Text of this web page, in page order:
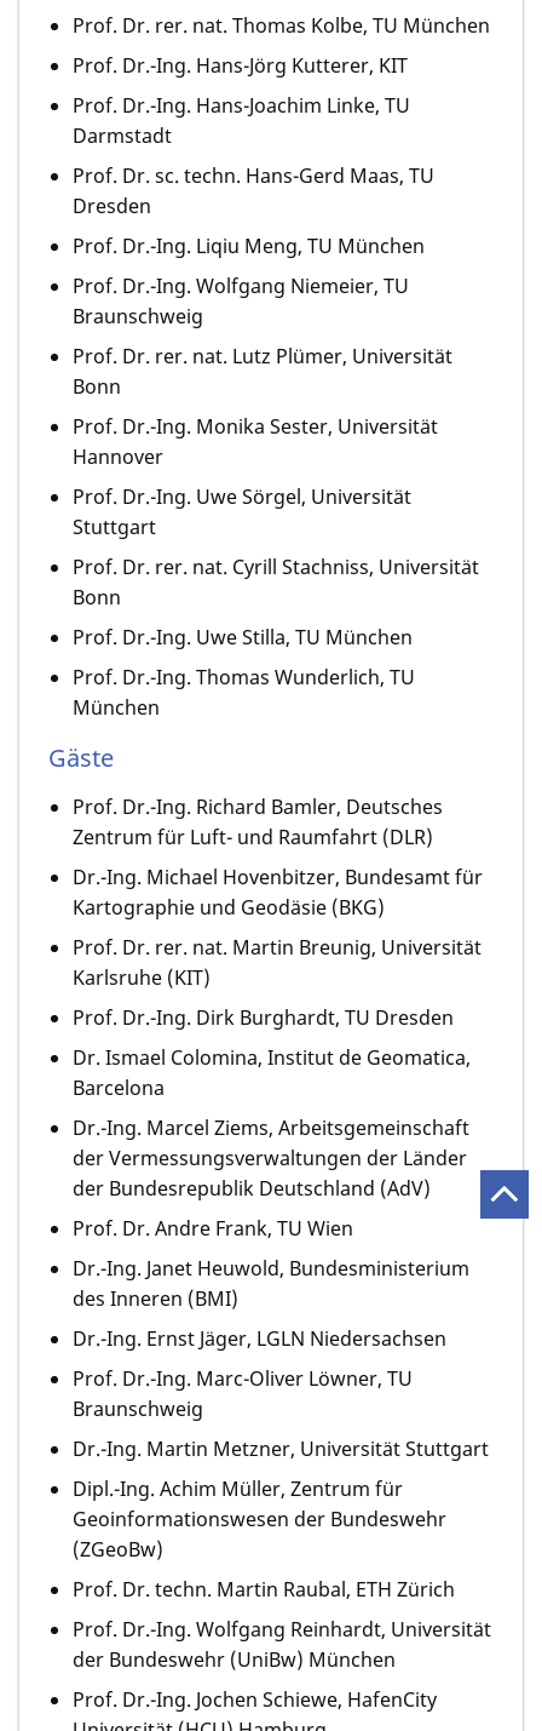
Prof. Dr. rer. nat. Thomas Kolbe, TU München
Prof. Dr.-Ing. Hans-Jörg Kutterer, KIT
Prof. Dr.-Ing. Hans-Joachim Linke, TU
Darmstadt
Prof. Dr. sc. techn. Hans-Gerd Maas, TU
Dresden
Prof. Dr.-Ing. Liqiu Meng, TU München
Prof. Dr.-Ing. Wolfgang Niemeier, TU
Braunschweig
Prof. Dr. rer. nat. Lutz Plümer, Universität
Bonn
Prof. Dr.-Ing. Monika Sester, Universität
Hannover
Prof. Dr.-Ing. Uwe Sörgel, Universität
Stuttgart
Prof. Dr. rer. nat. Cyrill Stachniss, Universität
Bonn
Prof. Dr.-Ing. Uwe Stilla, TU München
Prof. Dr.-Ing. Thomas Wunderlich, TU
München
Gäste
Prof. Dr.-Ing. Richard Bamler, Deutsches
Zentrum für Luft- und Raumfahrt (DLR)
Dr.-Ing. Michael Hovenbitzer, Bundesamt für
Kartographie und Geodäsie (BKG)
Prof. Dr. rer. nat. Martin Breunig, Universität
Karlsruhe (KIT)
Prof. Dr.-Ing. Dirk Burghardt, TU Dresden
Dr. Ismael Colomina, Institut de Geomatica,
Barcelona
Dr.-Ing. Marcel Ziems, Arbeitsgemeinschaft
der Vermessungsverwaltungen der Länder
der Bundesrepublik Deutschland (AdV)
Prof. Dr. Andre Frank, TU Wien
Dr.-Ing. Janet Heuwold, Bundesministerium
des Inneren (BMI)
Dr.-Ing. Ernst Jäger, LGLN Niedersachsen
Prof. Dr.-Ing. Marc-Oliver Löwner, TU
Braunschweig
Dr.-Ing. Martin Metzner, Universität Stuttgart
Dipl.-Ing. Achim Müller, Zentrum für
Geoinformationswesen der Bundeswehr
(ZGeoBw)
Prof. Dr. techn. Martin Raubal, ETH Zürich
Prof. Dr.-Ing. Wolfgang Reinhardt, Universität
der Bundeswehr (UniBw) München
Prof. Dr.-Ing. Jochen Schiewe, HafenCity